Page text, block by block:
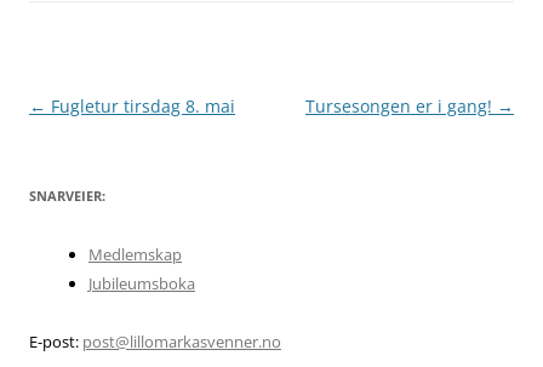
Innleggsnavigasjon
← Fugletur tirsdag 8. mai Tursesongen er i gang! →
SNARVEIER:
Medlemskap
Jubileumsboka
E-post: post@lillomarkasvenner.no